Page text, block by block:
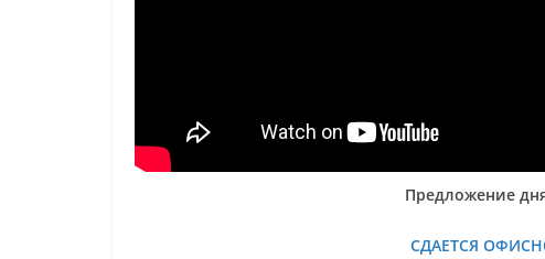
Предложение
СДАЕТСЯ